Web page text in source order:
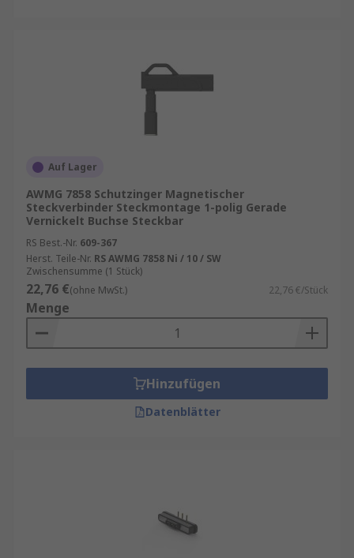
Auf Lager
AWMG 7858 Schutzinger Magnetischer
Steckverbinder Steckmontage 1-polig Gerade
Vernickelt Buchse Steckbar
RS Best.-Nr. 609-367
Herst. Teile-Nr. RS AWMG 7858 Ni / 10 / SW
Zwischensumme (1 Stück)
22,76 €(ohne MwSt.) 22,76 €/Stück
Menge
Hinzufügen
Datenblätter